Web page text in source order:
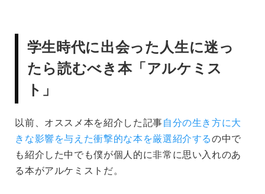
学生時代に出会った人生に迷っ
たら読むべき本「アルケミス
ト」
以前、オススメ本を紹介した記事自分の生き方に大
きな影響を与えた衝撃的な本を厳選紹介するの中で
も紹介した中でも僕が個人的に非常に思い入れのあ
る本がアルケミストだ。